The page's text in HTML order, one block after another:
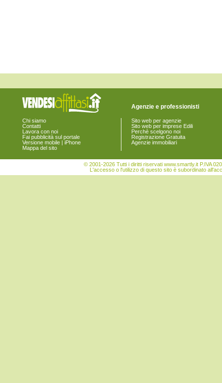
Smerillo
Chi siamo
Contatti
Lavora con noi
Fai pubblicità sul portale
Versione mobile | iPhone
Mappa del sito
Agenzie e professionisti
Sito web per agenzie
Sito web per imprese Edili
Perchè scelgono noi
Registrazione Gratuita
Agenzie immobiliari
© 2001-2026 Tutti i diritti riservati www.smartly.it P.IVA
L'accesso o l'utilizzo di questo sito è subordinato